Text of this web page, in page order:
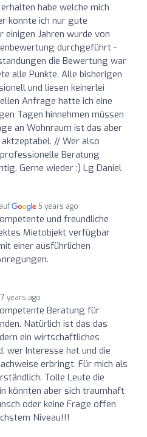
habe welche mich
konnte ich nur gute
einigen Jahren wurde von
durchgeführt -
die Bewertung war
alle Punkte. Alle bisherigen
und liesen keinerlei
Anfrage hatte ich eine
Tagen hinnehmen müssen
an Wohnraum ist das aber
// Wer also
Beratung
Gerne wieder :) Lg Daniel
5 years ago
und freundliche
Mietobjekt verfügbar
einer ausführlichen
7 years ago
Beratung für
Natürlich ist das das
ein wirtschaftliches
wer Interesse hat und die
erbringt. Für mich als
Tolle Leute die
könnten aber sich traumhaft
oder keine Frage offen
Niveau!!!